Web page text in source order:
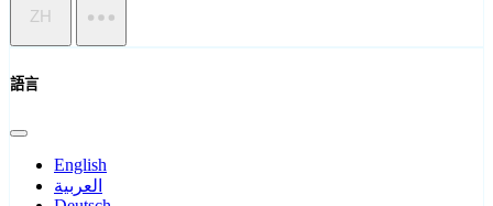
ZH
語言
English
العربية